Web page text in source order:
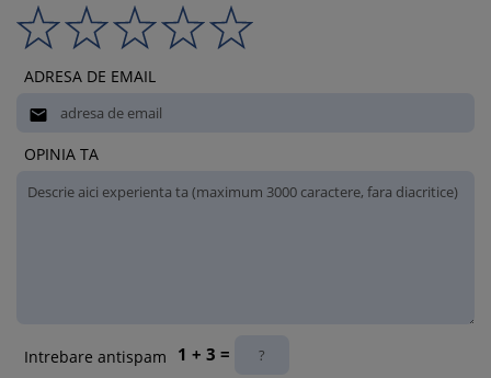
ADRESA DE EMAIL

OPINIA TA
Intrebare antispam
1 + 3 =